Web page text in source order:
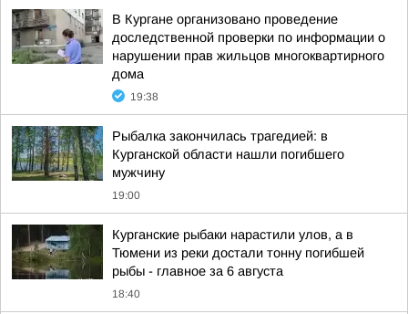
В Кургане организовано проведение
доследственной проверки по информации о
нарушении прав жильцов многоквартирного
дома
19:38
Рыбалка закончилась трагедией: в
Курганской области нашли погибшего
мужчину
19:00
Курганские рыбаки нарастили улов, а в
Тюмени из реки достали тонну погибшей
рыбы - главное за 6 августа
18:40